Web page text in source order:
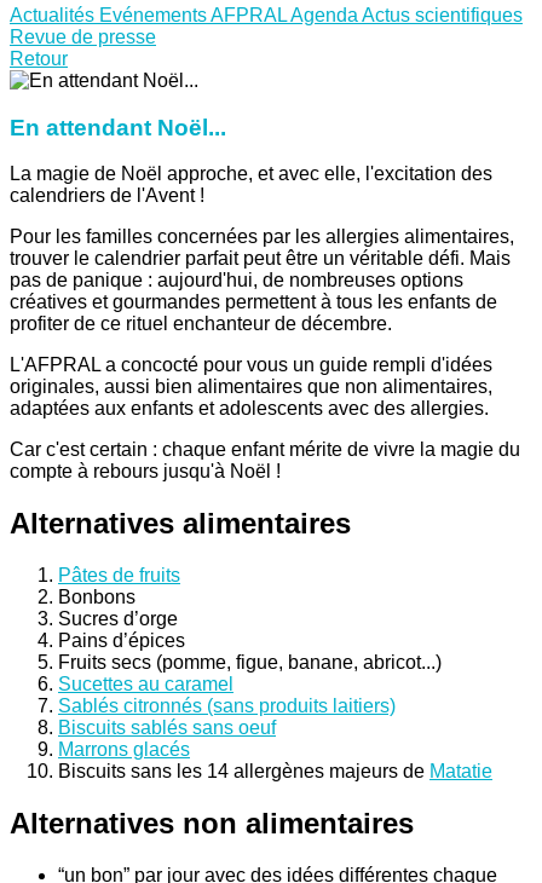
Actualités Evénements AFPRALAgenda Actus scientifiques
Revue de presse
Retour
En attendant Noël...
La magie de Noël approche, et avec elle, l'excitation des
calendriers de l'Avent !
Pour les familles concernées par les allergies alimentaires,
trouver le calendrier parfait peut être un véritable défi. Mais
pas de panique : aujourd'hui, de nombreuses options
créatives et gourmandes permettent à tous les enfants de
profiter de ce rituel enchanteur de décembre.
L'AFPRAL a concocté pour vous un guide rempli d'idées
originales, aussi bien alimentaires que non alimentaires,
adaptées aux enfants et adolescents avec des allergies.
Car c'est certain : chaque enfant mérite de vivre la magie du
compte à rebours jusqu'à Noël !
Alternatives alimentaires
Pâtes de fruits
Bonbons
Sucres d’orge
Pains d’épices
Fruits secs (pomme, figue, banane, abricot...)
Sucettes au caramel
Sablés citronnés (sans produits laitiers)
Biscuits sablés sans oeuf
Marrons glacés
Biscuits sans les 14 allergènes majeurs de Matatie
Alternatives non alimentaires
“un bon” par jour avec des idées différentes chaque